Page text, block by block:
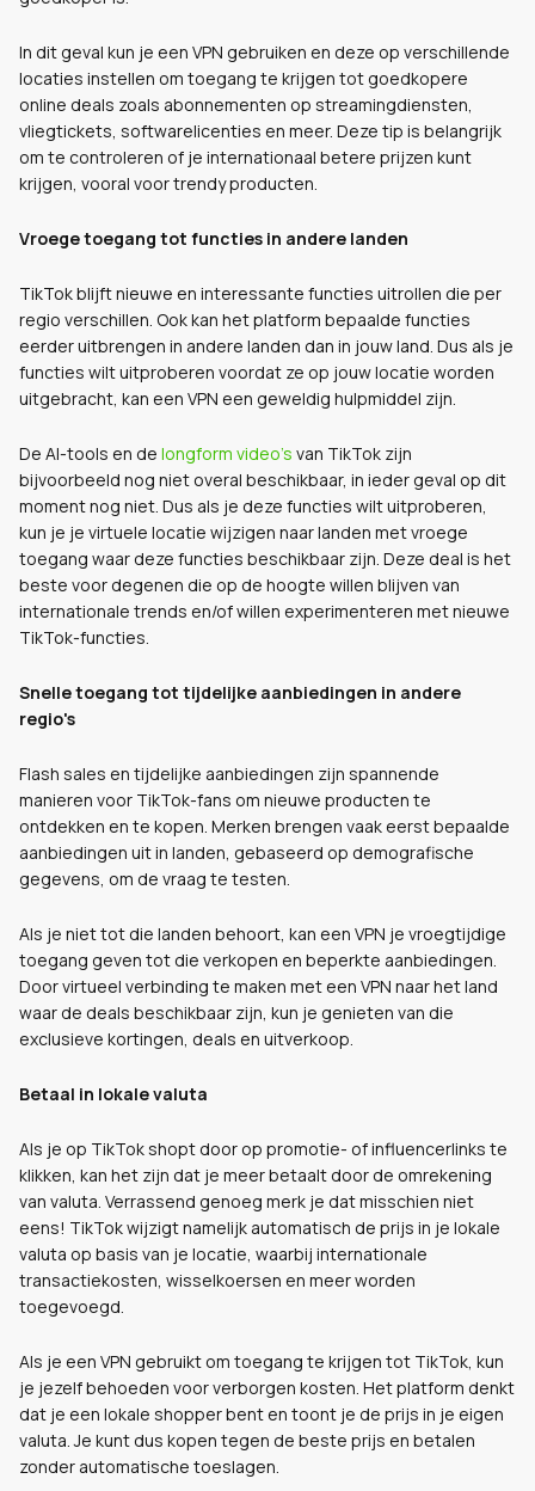
In dit geval kun je een VPN gebruiken en deze op verschillende
locaties instellen om toegang te krijgen tot goedkopere
online deals zoals abonnementen op streamingdiensten,
vliegtickets, softwarelicenties en meer. Deze tip is belangrijk
om te controleren of je internationaal betere prijzen kunt
krijgen, vooral voor trendy producten.
Vroege toegang tot functies in andere landen
TikTok blijft nieuwe en interessante functies uitrollen die per
regio verschillen. Ook kan het platform bepaalde functies
eerder uitbrengen in andere landen dan in jouw land. Dus als je
functies wilt uitproberen voordat ze op jouw locatie worden
uitgebracht, kan een VPN een geweldig hulpmiddel zijn.
De AI-tools en de longform video’s van TikTok zijn
bijvoorbeeld nog niet overal beschikbaar, in ieder geval op dit
moment nog niet. Dus als je deze functies wilt uitproberen,
kun je je virtuele locatie wijzigen naar landen met vroege
toegang waar deze functies beschikbaar zijn. Deze deal is het
beste voor degenen die op de hoogte willen blijven van
internationale trends en/of willen experimenteren met nieuwe
TikTok-functies.
Snelle toegang tot tijdelijke aanbiedingen in andere
regio's
Flash sales en tijdelijke aanbiedingen zijn spannende
manieren voor TikTok-fans om nieuwe producten te
ontdekken en te kopen. Merken brengen vaak eerst bepaalde
aanbiedingen uit in landen, gebaseerd op demografische
gegevens, om de vraag te testen.
Als je niet tot die landen behoort, kan een VPN je vroegtijdige
toegang geven tot die verkopen en beperkte aanbiedingen.
Door virtueel verbinding te maken met een VPN naar het land
waar de deals beschikbaar zijn, kun je genieten van die
exclusieve kortingen, deals en uitverkoop.
Betaal in lokale valuta
Als je op TikTok shopt door op promotie- of influencerlinks te
klikken, kan het zijn dat je meer betaalt door de omrekening
van valuta. Verrassend genoeg merk je dat misschien niet
eens! TikTok wijzigt namelijk automatisch de prijs in je lokale
valuta op basis van je locatie, waarbij internationale
transactiekosten, wisselkoersen en meer worden
toegevoegd.
Als je een VPN gebruikt om toegang te krijgen tot TikTok, kun
je jezelf behoeden voor verborgen kosten. Het platform denkt
dat je een lokale shopper bent en toont je de prijs in je eigen
valuta. Je kunt dus kopen tegen de beste prijs en betalen
zonder automatische toeslagen.